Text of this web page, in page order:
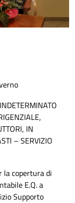
IN
– SERVIZIO
la copertura di
E.Q. a
Supporto